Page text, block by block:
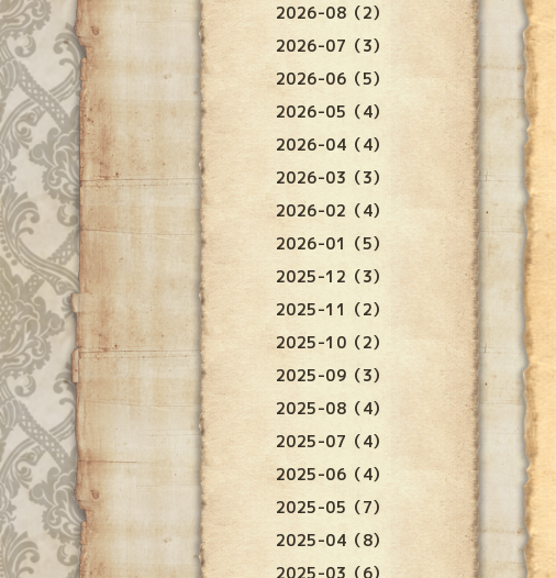
2026-08（2）
2026-07（3）
2026-06（5）
2026-05（4）
2026-04（4）
2026-03（3）
2026-02（4）
2026-01（5）
2025-12（3）
2025-11（2）
2025-10（2）
2025-09（3）
2025-08（4）
2025-07（4）
2025-06（4）
2025-05（7）
2025-04（8）
2025-03（6）